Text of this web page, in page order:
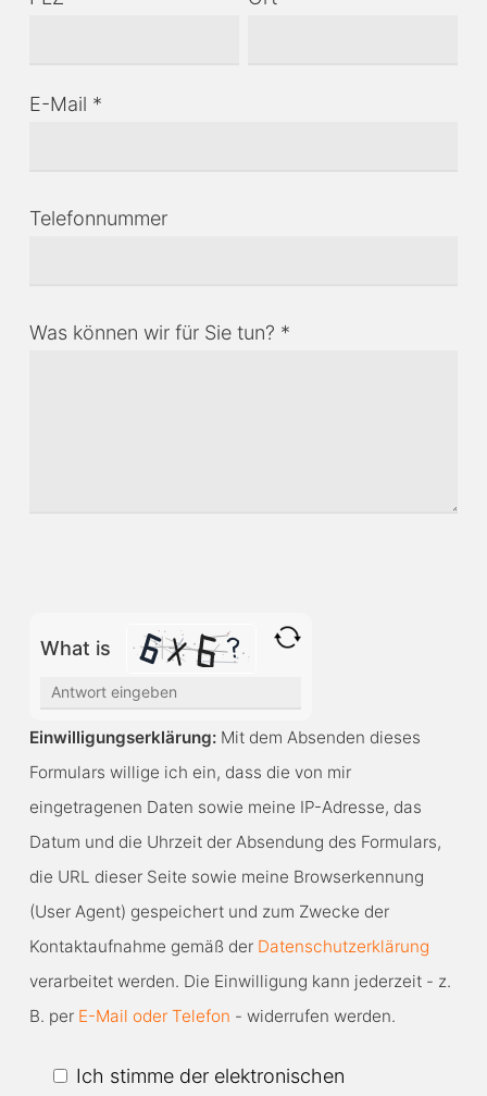
E-Mail *
Telefonnummer
Was können wir für Sie tun? *
What is
Solve
the
continue.
Einwilligungserklärung:Mit dem Absenden dieses
Formulars willige ich ein, dass die von mir
eingetragenen Daten sowie meine IP-Adresse, das
Datum und die Uhrzeit der Absendung des Formulars,
die URL dieser Seite sowie meine Browserkennung
(User Agent) gespeichert und zum Zwecke der
Kontaktaufnahme gemäß der Datenschutzerklärung
verarbeitet werden. Die Einwilligung kann jederzeit - z.
B. per E-Mail oder Telefon - widerrufen werden.
Ich stimme der elektronischen